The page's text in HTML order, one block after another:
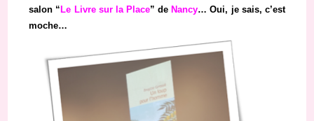
salon “ Le Livre sur la Place” de Nancy… Oui, je sais, c’est
moche…